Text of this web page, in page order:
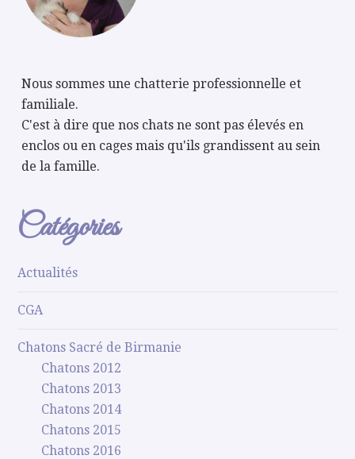
Nous sommes une chatterie professionnelle et
familiale.
C'est à dire que nos chats ne sont pas élevés en
enclos ou en cages mais qu'ils grandissent au sein
de la famille.
Catégories
Actualités
CGA
Chatons Sacré de Birmanie
Chatons 2012
Chatons 2013
Chatons 2014
Chatons 2015
Chatons 2016